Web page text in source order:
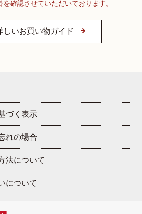
確認させていただいております。
しいお買い物ガイド
づく表示
れの場合
法について
について